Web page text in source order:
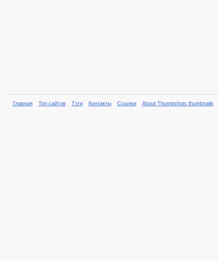
Главная Топ сайтов Тэги Контакты Ссылки About Thumbshots thumbnails